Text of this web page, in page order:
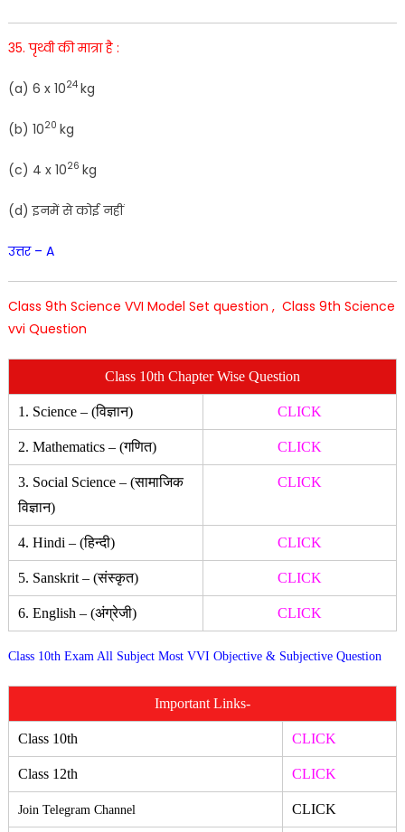
35.पृथ्वीकीमात्राहै :
(a) 6 x 1024 kg
(b) 1020 kg
(c) 4 x 1026 kg
(d)इनमें सेकोईनहीं
उत्तर – A
Class 9th Science VVI Model Set question , Class 9th Science
vvi Question
Class 10th Chapter Wise Question
1. Science – (विज्ञान) CLICK
2. Mathematics – (गणित) CLICK
3. Social Science – (सामाजिक
विज्ञान)
CLICK
4. Hindi – (हिन्दी) CLICK
5. Sanskrit – (संस्कृत) CLICK
6. English – (अंग्रेजी) CLICK
Class 10th Exam All Subject Most VVI Objective & Subjective Question
Important Links-
Class 10th CLICK
Class 12th CLICK
Join Telegram Channel CLICK